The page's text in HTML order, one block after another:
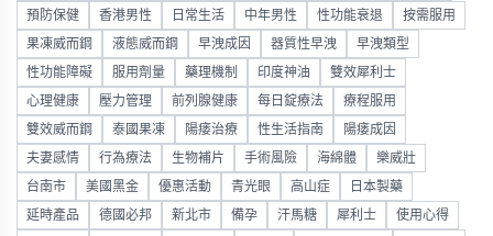
預防保健 香港男性 日常生活 中年男性 性功能衰退 按需服用
果凍威而鋼 液態威而鋼 早洩成因 器質性早洩 早洩類型
性功能障礙 服用劑量 藥理機制 印度神油 雙效犀利士
心理健康 壓力管理 前列腺健康 每日錠療法 療程服用
雙效威而鋼 泰國果凍 陽痿治療 性生活指南 陽痿成因
夫妻感情 行為療法 生物補片 手術風險 海綿體 樂威壯
台南市 美國黑金 優惠活動 青光眼 高山症 日本製藥
延時產品 德國必邦 新北市 備孕 汗馬糖 犀利士 使用心得